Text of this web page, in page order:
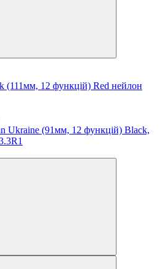
(111мм, 12 функцій) Red нейлон